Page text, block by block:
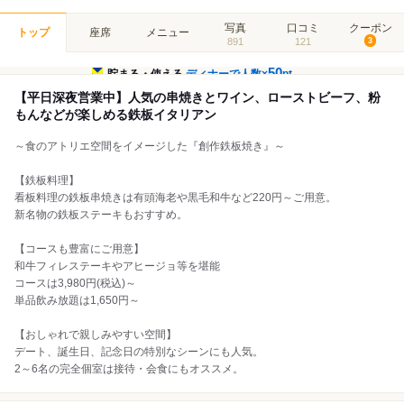
トップ 座席 メニュー 写真
891
口コミ
121
クーポン
3
貯まる・使えるディナーで人数×50pt
【平日深夜営業中】人気の串焼きとワイン、ローストビーフ、粉
もんなどが楽しめる鉄板イタリアン
～食のアトリエ空間をイメージした『創作鉄板焼き』～
【鉄板料理】
看板料理の鉄板串焼きは有頭海老や黒毛和牛など220円～ご用意。
新名物の鉄板ステーキもおすすめ。
【コースも豊富にご用意】
和牛フィレステーキやアヒージョ等を堪能
コースは3,980円(税込)～
単品飲み放題は1,650円～
【おしゃれで親しみやすい空間】
デート、誕生日、記念日の特別なシーンにも人気。
2～6名の完全個室は接待・会食にもオススメ。